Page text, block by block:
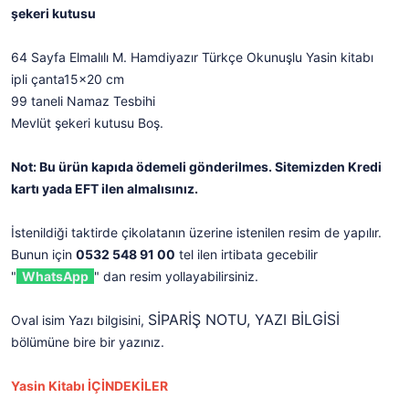
şekeri kutusu
64 Sayfa Elmalılı M. Hamdiyazır Türkçe Okunuşlu Yasin kitabı
ipli çanta15x20 cm
99 taneli Namaz Tesbihi
Mevlüt şekeri kutusu Boş.
Not: Bu ürün kapıda ödemeli gönderilmes. Sitemizden Kredi
kartı yada EFT ilen almalısınız.
İstenildiği taktirde çikolatanın üzerine istenilen resim de yapılır.
Bunun için 0532 548 91 00 tel ilen irtibata gecebilir
" WhatsApp " dan resim yollayabilirsiniz.
Oval isim Yazı bilgisini, SİPARİŞ NOTU, YAZI BİLGİSİ
bölümüne bire bir yazınız.
Yasin Kitabı İÇİNDEKİLER